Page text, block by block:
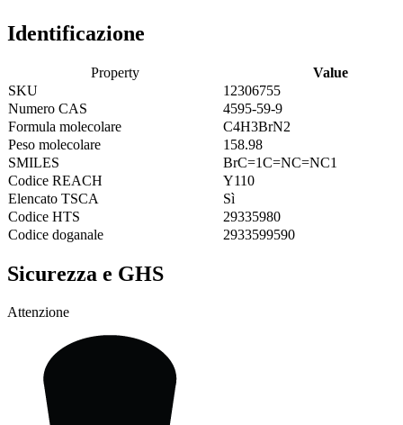
Identificazione
Property
Value
SKU
12306755
Numero CAS
4595-59-9
Formula molecolare
C4H3BrN2
Peso molecolare
158.98
SMILES
BrC=1C=NC=NC1
Codice REACH
Y110
Elencato TSCA
Sì
Codice HTS
29335980
Codice doganale
2933599590
Sicurezza e GHS
Attenzione